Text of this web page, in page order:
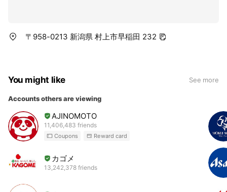
〒958-0213 新潟県 村上市早稲田 232
You might like See more
Accounts others are viewing
AJINOMOTO
11,406,483 friends
Coupons Reward card
カゴメ
13,242,378 friends